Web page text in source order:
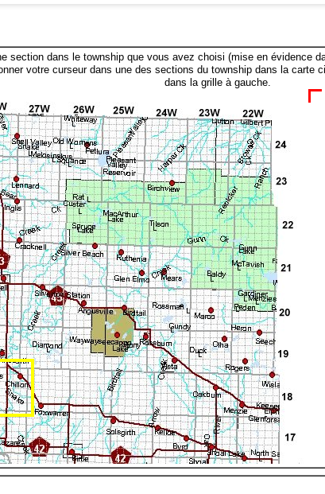
section dans le township que vous avez choisi (mise en évidence
votre curseur dans une des sections du township dans la carte
dans la grille à gauche.